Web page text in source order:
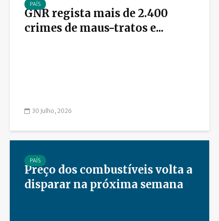
PAÍS
GNR regista mais de 2.400
crimes de maus-tratos e...
30 Julho, 2026
PAÍS
Preço dos combustíveis volta a
disparar na próxima semana